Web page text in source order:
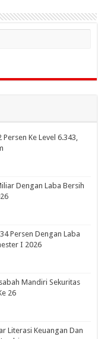
Ke Level 6.343,
Dengan Laba Bersih
Persen Dengan Laba
I 2026
Mandiri Sekuritas
26
Literasi Keuangan Dan